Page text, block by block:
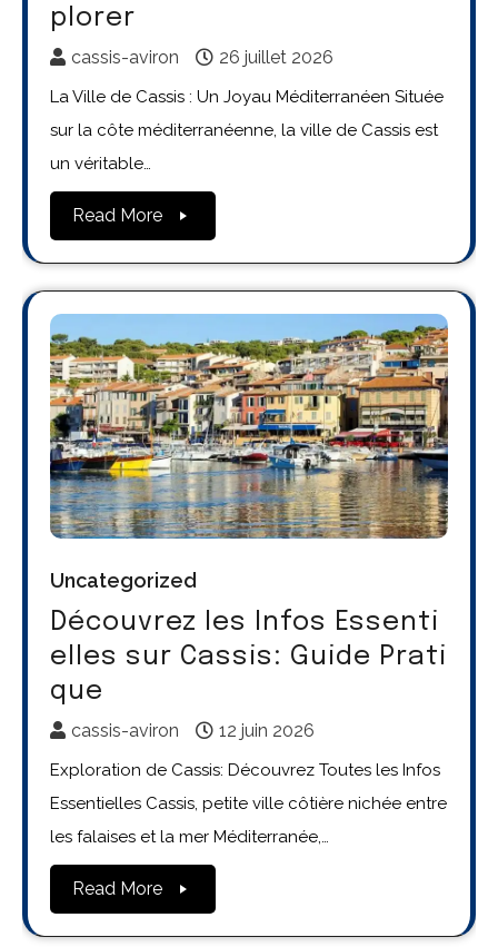
plorer
cassis-aviron 26 juillet 2026
La Ville de Cassis : Un Joyau Méditerranéen Située
sur la côte méditerranéenne, la ville de Cassis est
un véritable…
Read More
Uncategorized
Découvrez les Infos Essenti
elles sur Cassis: Guide Prati
que
cassis-aviron 12 juin 2026
Exploration de Cassis: Découvrez Toutes les Infos
Essentielles Cassis, petite ville côtière nichée entre
les falaises et la mer Méditerranée,…
Read More